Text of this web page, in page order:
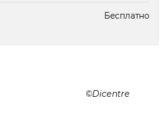
Бесплатно
Dicentre